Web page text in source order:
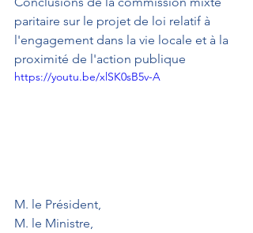
paritaire sur le projet de loi relatif à
l'engagement dans la vie locale et à la
proximité de l'action publique
https://youtu.be/xlSK0sB5v-A
M. le Président,
M. le Ministre,